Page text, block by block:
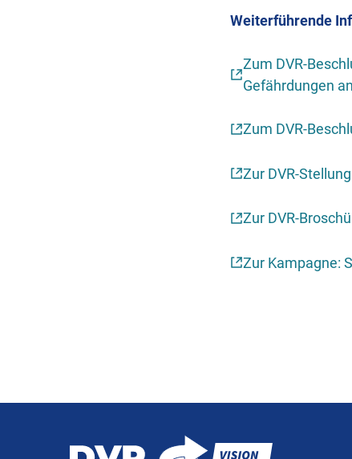
Weiterführende
Zum DVR-
Gefährdungen
Zum DVR-
Zur DVR-
Zur DVR-
Zur Kampagne: